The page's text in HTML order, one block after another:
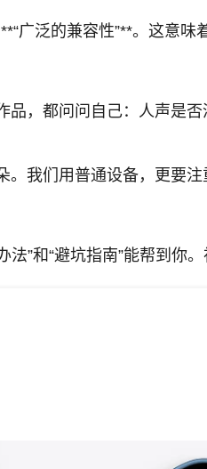
广泛的兼容性”**。这意
，都问问自己：人声是
。我们用普通设备，更要注
”和“避坑指南”能帮到你